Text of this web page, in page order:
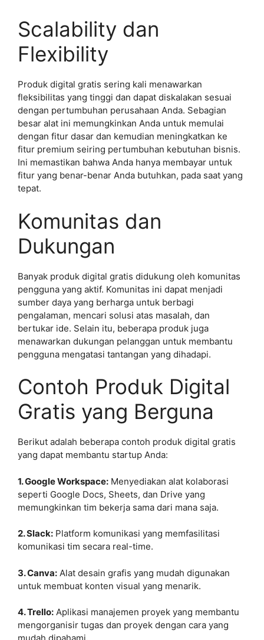
Scalability dan
Flexibility
Produk digital gratis sering kali menawarkan
fleksibilitas yang tinggi dan dapat diskalakan sesuai
dengan pertumbuhan perusahaan Anda. Sebagian
besar alat ini memungkinkan Anda untuk memulai
dengan fitur dasar dan kemudian meningkatkan ke
fitur premium seiring pertumbuhan kebutuhan bisnis.
Ini memastikan bahwa Anda hanya membayar untuk
fitur yang benar-benar Anda butuhkan, pada saat yang
tepat.
Komunitas dan
Dukungan
Banyak produk digital gratis didukung oleh komunitas
pengguna yang aktif. Komunitas ini dapat menjadi
sumber daya yang berharga untuk berbagi
pengalaman, mencari solusi atas masalah, dan
bertukar ide. Selain itu, beberapa produk juga
menawarkan dukungan pelanggan untuk membantu
pengguna mengatasi tantangan yang dihadapi.
Contoh Produk Digital
Gratis yang Berguna
Berikut adalah beberapa contoh produk digital gratis
yang dapat membantu startup Anda:
1. Google Workspace: Menyediakan alat kolaborasi
seperti Google Docs, Sheets, dan Drive yang
memungkinkan tim bekerja sama dari mana saja.
2. Slack: Platform komunikasi yang memfasilitasi
komunikasi tim secara real-time.
3. Canva: Alat desain grafis yang mudah digunakan
untuk membuat konten visual yang menarik.
4. Trello: Aplikasi manajemen proyek yang membantu
mengorganisir tugas dan proyek dengan cara yang